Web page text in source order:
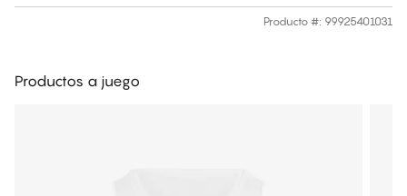
Producto #: 99925401031
Productos a juego